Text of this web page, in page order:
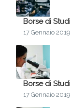
Borse di
17 Gennaio 2019
Borse di
17 Gennaio 2019